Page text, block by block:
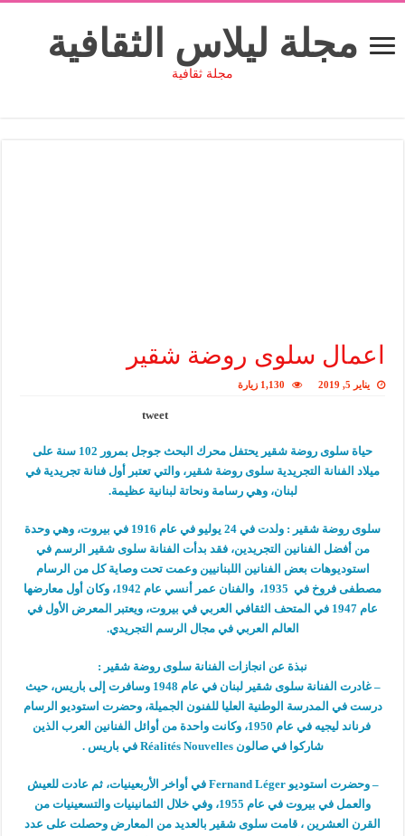
مجلة ليلاس الثقافية
مجلة ثقافية
اعمال سلوى روضة شقير
يناير 5, 2019 1,130 زيارة
tweet
حياة سلوى روضة شقير يحتفل محرك البحث جوجل بمرور 102 سنة على
ميلاد الفنانة التجريدية سلوى روضة شقير، والتي تعتبر أول فنانة تجريدية في
لبنان، وهي رسامة ونحاتة لبنانية عظيمة.
سلوى روضة شقير :
ولدت في 24 يوليو في عام 1916 في بيروت، وهي وحدة
من أفضل الفنانين التجريدين، فقد بدأت الفنانة سلوى شقير الرسم في
استوديوهات بعض الفنانين اللبنانيين وعمت تحت وصاية كل من الرسام
مصطفى فروخ في 1935، والفنان عمر أنسي عام 1942، وكان أول معارضها
عام 1947 في المتحف الثقافي العربي في بيروت، ويعتبر المعرض الأول في
العالم العربي في مجال الرسم التجريدي.
نبذة عن انجازات الفنانة سلوى روضة شقير :
– غادرت الفنانة سلوى شقير لبنان في عام 1948 وسافرت إلى باريس، حيث
درست في المدرسة الوطنية العليا للفنون الجميلة، وحضرت استوديو الرسام
فرناند ليجيه في عام 1950، وكانت واحدة من أوائل الفنانين العرب الذين
شاركوا في صالون Réalités Nouvelles في باريس .
– وحضرت استوديو Fernand Léger في أواخر الأربعينيات، ثم عادت للعيش
والعمل في بيروت في عام 1955، وفي خلال الثمانينيات والتسعينيات من
القرن العشرين ، قامت سلوى شقير بالعديد من المعارض وحصلت على عدد